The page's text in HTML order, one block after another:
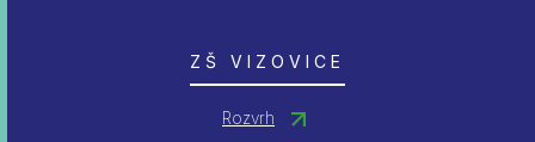
ZŠ VIZOVICE
Rozvrh